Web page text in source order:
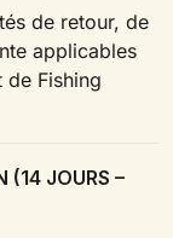
de retour, de
applicables
de Fishing
(14 JOURS –